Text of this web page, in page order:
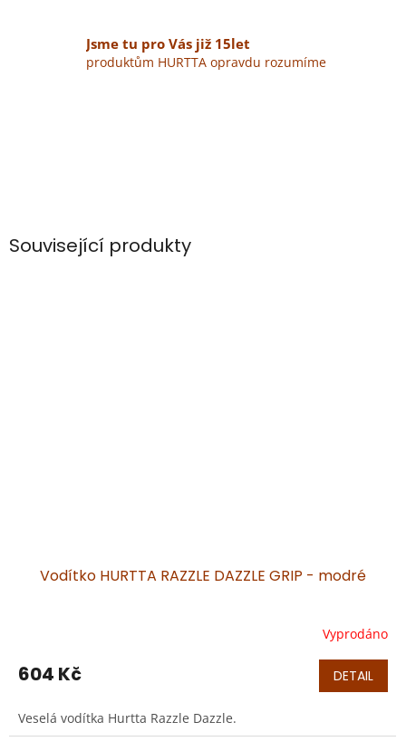
Jsme tu pro Vás již 15let
produktům HURTTA opravdu rozumíme
Související produkty
Vodítko HURTTA RAZZLE DAZZLE GRIP - modré
Vyprodáno
604 Kč DETAIL
Veselá vodítka Hurtta Razzle Dazzle.